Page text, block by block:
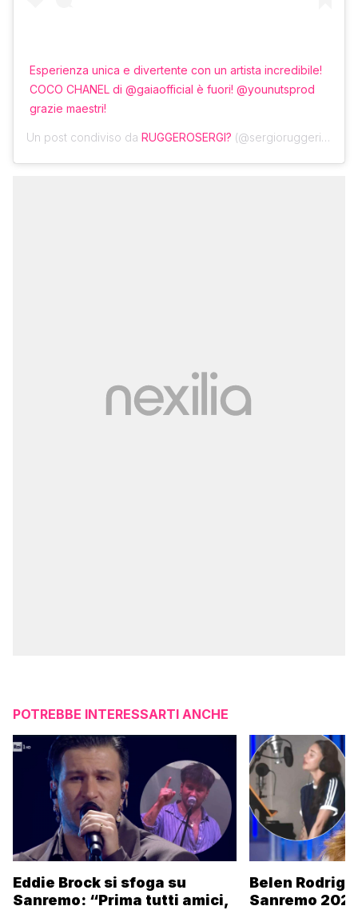
Esperienza unica e divertente con un artista incredibile!
COCO CHANEL di @gaiaofficial è fuori! @younutsprod
grazie maestri!
Un post condiviso da RUGGEROSERGI? (@sergioruggeri27) in data:
POTREBBE INTERESSARTI ANCHE
Eddie Brock si sfoga su
Sanremo: “Prima tutti amici,
Belen
Sanremo